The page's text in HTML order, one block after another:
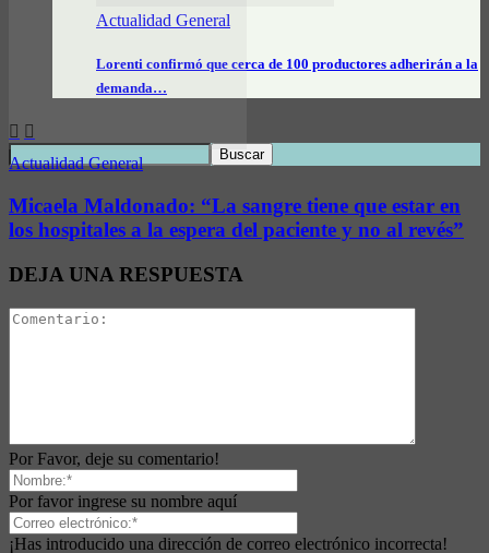
Actualidad General
Lorenti confirmó que cerca de 100 productores adherirán a la
demanda…
Actualidad General
Micaela Maldonado: “La sangre tiene que estar en
los hospitales a la espera del paciente y no al revés”
DEJA UNA RESPUESTA
Por Favor, deje su comentario!
Por favor ingrese su nombre aquí
¡Has introducido una dirección de correo electrónico incorrecta!